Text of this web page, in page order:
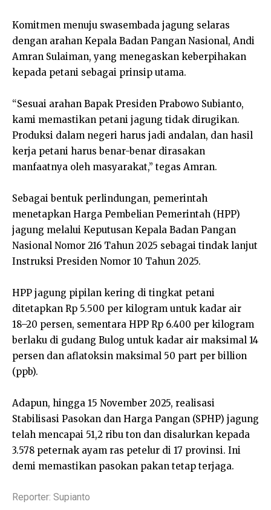
Komitmen menuju swasembada jagung selaras
dengan arahan Kepala Badan Pangan Nasional, Andi
Amran Sulaiman, yang menegaskan keberpihakan
kepada petani sebagai prinsip utama.
“Sesuai arahan Bapak Presiden Prabowo Subianto,
kami memastikan petani jagung tidak dirugikan.
Produksi dalam negeri harus jadi andalan, dan hasil
kerja petani harus benar-benar dirasakan
manfaatnya oleh masyarakat,” tegas Amran.
Sebagai bentuk perlindungan, pemerintah
menetapkan Harga Pembelian Pemerintah (HPP)
jagung melalui Keputusan Kepala Badan Pangan
Nasional Nomor 216 Tahun 2025 sebagai tindak lanjut
Instruksi Presiden Nomor 10 Tahun 2025.
HPP jagung pipilan kering di tingkat petani
ditetapkan Rp 5.500 per kilogram untuk kadar air
18–20 persen, sementara HPP Rp 6.400 per kilogram
berlaku di gudang Bulog untuk kadar air maksimal 14
persen dan aflatoksin maksimal 50 part per billion
(ppb).
Adapun, hingga 15 November 2025, realisasi
Stabilisasi Pasokan dan Harga Pangan (SPHP) jagung
telah mencapai 51,2 ribu ton dan disalurkan kepada
3.578 peternak ayam ras petelur di 17 provinsi. Ini
demi memastikan pasokan pakan tetap terjaga.
Reporter: Supianto